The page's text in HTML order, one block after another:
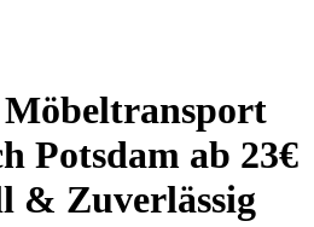
Potsdam ab 23€
& Zuverlässig